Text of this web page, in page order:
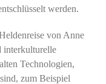
werden.
von Anne
interkulturelle
Technologien,
zum Beispiel